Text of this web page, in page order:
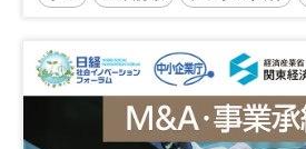
地域活性化 自治体